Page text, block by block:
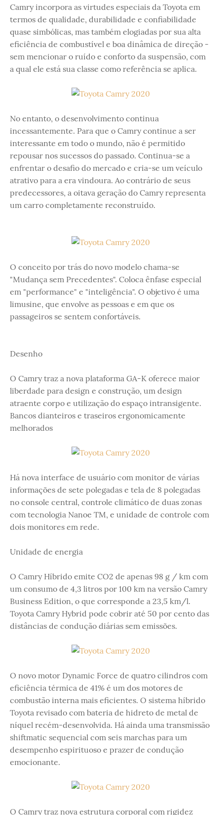
Camry incorpora as virtudes especiais da Toyota em
termos de qualidade, durabilidade e confiabilidade
quase simbólicas, mas também elogiadas por sua alta
eficiência de combustível e boa dinâmica de direção -
sem mencionar o ruído e conforto da suspensão, com
a qual ele está sua classe como referência se aplica.
No entanto, o desenvolvimento continua
incessantemente. Para que o Camry continue a ser
interessante em todo o mundo, não é permitido
repousar nos sucessos do passado. Continua-se a
enfrentar o desafio do mercado e cria-se um veículo
atrativo para a era vindoura. Ao contrário de seus
predecessores, a oitava geração do Camry representa
um carro completamente reconstruído.
O conceito por trás do novo modelo chama-se
"Mudança sem Precedentes". Coloca ênfase especial
em "performance" e "inteligência". O objetivo é uma
limusine, que envolve as pessoas e em que os
passageiros se sentem confortáveis.
Desenho
O Camry traz a nova plataforma GA-K oferece maior
liberdade para design e construção, um design
atraente corpo e utilização do espaço intransigente.
Bancos dianteiros e traseiros ergonomicamente
melhorados
Há nova interface de usuário com monitor de várias
informações de sete polegadas e tela de 8 polegadas
no console central, controle climático de duas zonas
com tecnologia Nanoe TM, e unidade de controle com
dois monitores em rede.
Unidade de energia
O Camry Híbrido emite CO2 de apenas 98 g / km com
um consumo de 4,3 litros por 100 km na versão Camry
Business Edition, o que corresponde a 23,5 km/l.
Toyota Camry Hybrid pode cobrir até 50 por cento das
distâncias de condução diárias sem emissões.
O novo motor Dynamic Force de quatro cilindros com
eficiência térmica de 41% é um dos motores de
combustão interna mais eficientes. O sistema híbrido
Toyota revisado com bateria de hidreto de metal de
níquel recém-desenvolvida. Há ainda uma transmissão
shiftmatic sequencial com seis marchas para um
desempenho espirituoso e prazer de condução
emocionante.
O Camry traz nova estrutura corporal com rigidez